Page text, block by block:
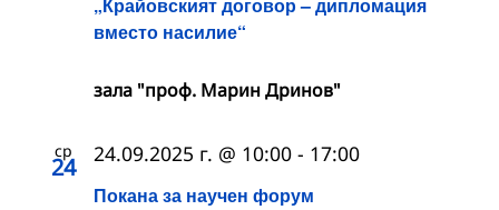
вместо насилие“
зала "проф. Марин Дринов"
ср
24
Покана за научен форум
24.09.2025 г. @ 10:00 - 17:00